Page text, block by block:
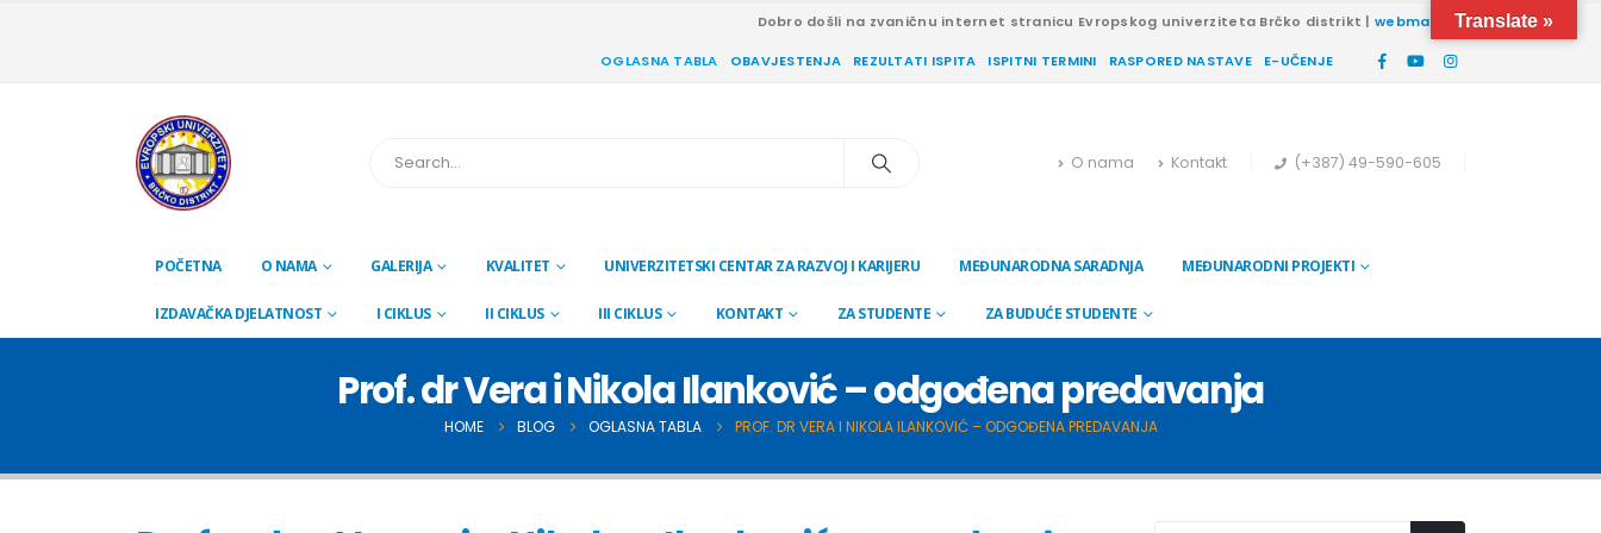
Dobro došli na zvaničnu internet stranicu Evropskog univerziteta Brčko distrikt |webmail
OGLASNA TABLA OBAVJESTENJA REZULTATI ISPITA ISPITNI TERMINI RASPORED NASTAVE E-UČENJE
O nama Kontakt (+387) 49-590-605
POČETNA O NAMA GALERIJA KVALITET UNIVERZITETSKI CENTAR ZA RAZVOJ I KARIJERU MEĐUNARODNA SARADNJA MEĐUNARODNI PROJEKTI
IZDAVAČKA DJELATNOST I CIKLUS II CIKLUS III CIKLUS KONTAKT ZA STUDENTE ZA BUDUĆE STUDENTE
Prof. dr Vera i Nikola Ilanković – odgođena predavanja
HOME BLOG OGLASNA TABLA PROF. DR VERA I NIKOLA ILANKOVIĆ – ODGOĐENA PREDAVANJA
Translate »